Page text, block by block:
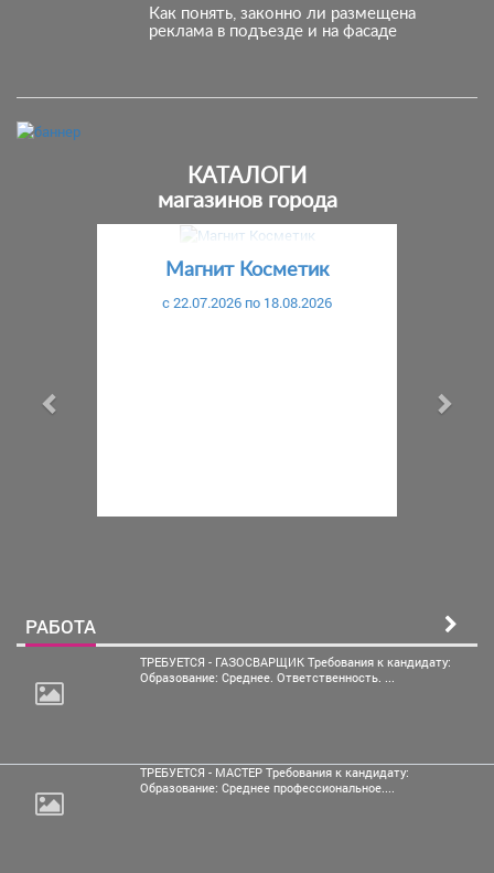
Как понять, законно ли размещена
реклама в подъезде и на фасаде
КАТАЛОГИ
магазинов города
Магнит Косметик
c 22.07.2026 по 18.08.2026
РАБОТА
ТРЕБУЕТСЯ - ГАЗОСВАРЩИК Требования к кандидату:
Образование: Среднее. Ответственность. ...
ТРЕБУЕТСЯ - МАСТЕР Требования к кандидату:
Образование: Среднее профессиональное....